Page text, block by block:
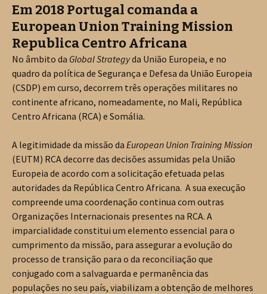
Em 2018 Portugal comanda a
European Union Training Mission
Republica Centro Africana
No âmbito da Global Strategyda União Europeia, e no
quadro da política de Segurança e Defesa da União Europeia
(CSDP) em curso, decorrem três operações militares no
continente africano, nomeadamente, no Mali, República
Centro Africana (RCA) e Somália.
A legitimidade da missão da European Union Training Mission
(EUTM) RCA decorre das decisões assumidas pela União
Europeia de acordo com a solicitação efetuada pelas
autoridades da República Centro Africana. A sua execução
compreende uma coordenação continua com outras
Organizações Internacionais presentes na RCA. A
imparcialidade constitui um elemento essencial para o
cumprimento da missão, para assegurar a evolução do
processo de transição para o da reconciliação que
conjugado com a salvaguarda e permanência das
populações no seu país, viabilizam a obtenção de melhores